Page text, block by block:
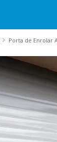
Porta de Enrolar